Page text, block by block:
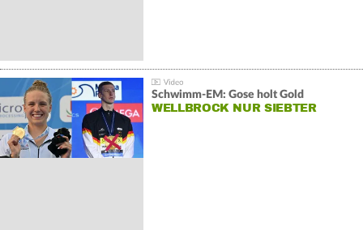
Schwimm-EM: Gose holt Gold
WELLBROCK NUR SIEBTER